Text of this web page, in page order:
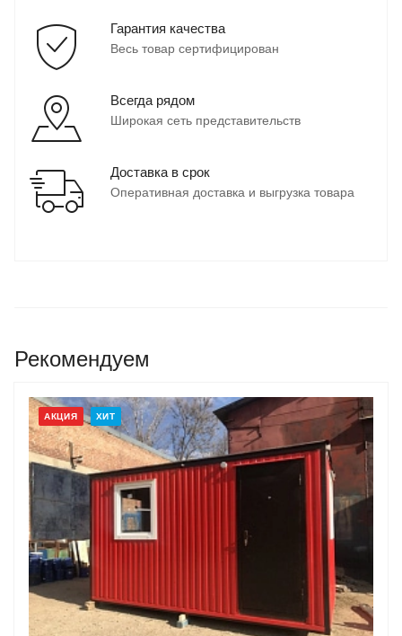
Гарантия качества
Весь товар сертифицирован
Всегда рядом
Широкая сеть представительств
Доставка в срок
Оперативная доставка и выгрузка товара
Рекомендуем
АКЦИЯ ХИТ